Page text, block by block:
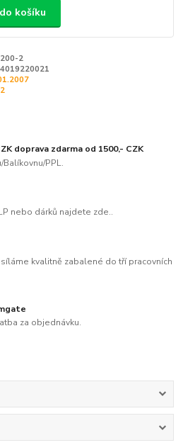
košíku
2
doprava zdarma od 1500,- CZK
PPL.
nebo dárků najdete zde..
kvalitně zabalené do tří pracovních
za objednávku.